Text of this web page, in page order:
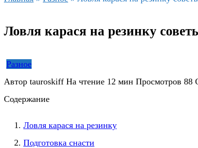
Ловля карася на резинку
Разное
Автор tauroskiff На чтение 12 мин Просмотров 88
Содержание
Ловля карася на резинку
Подготовка снасти